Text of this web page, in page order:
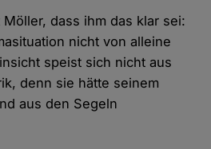
dass ihm das klar sei:
nicht von alleine
speist sich nicht aus
denn sie hätte seinem
aus den Segeln